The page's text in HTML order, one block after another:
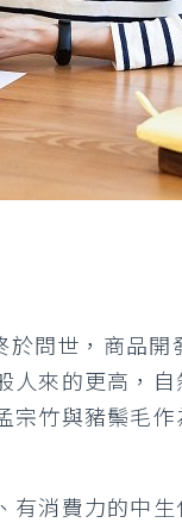
問世，商品
來的更高，
竹與豬鬃毛
消費力的中